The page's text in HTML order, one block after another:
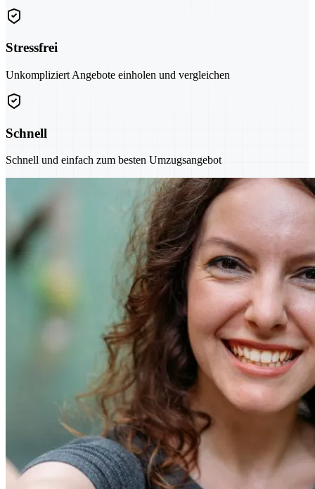
Stressfrei
Unkompliziert Angebote einholen und vergleichen
Schnell
Schnell und einfach zum besten Umzugsangebot